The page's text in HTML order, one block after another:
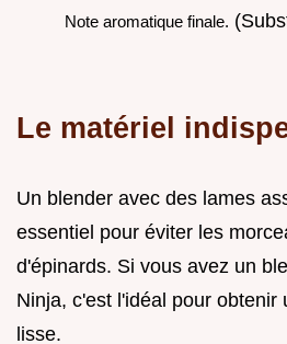
Note aromatique finale.
Le matériel
Un blender avec des lames
essentiel pour éviter les
d'épinards. Si vous avez un
Ninja, c'est l'idéal pour obtenir
lisse.